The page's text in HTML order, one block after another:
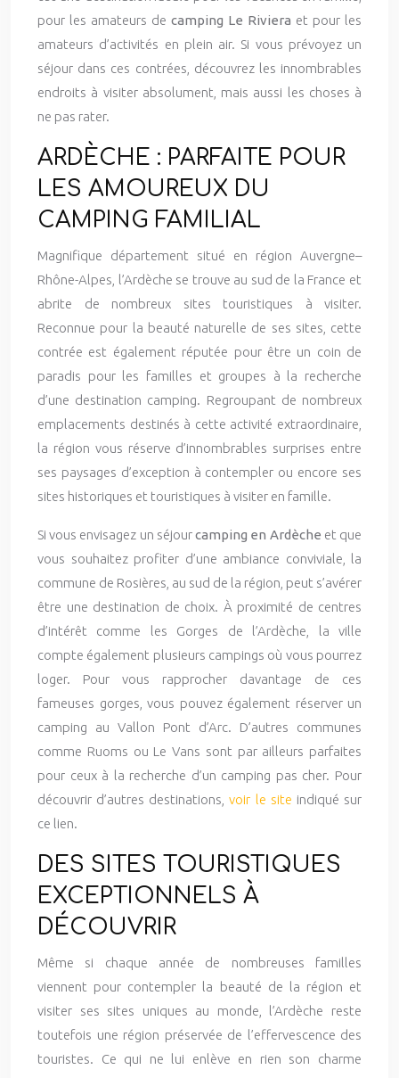
pour les amateurs de camping Le Riviera et pour les
amateurs d’activités en plein air. Si vous prévoyez un
séjour dans ces contrées, découvrez les innombrables
endroits à visiter absolument, mais aussi les choses à
ne pas rater.
ARDÈCHE : PARFAITE POUR
LES AMOUREUX DU
CAMPING FAMILIAL
Magnifique département situé en région Auvergne–
Rhône-Alpes, l’Ardèche se trouve au sud de la France et
abrite de nombreux sites touristiques à visiter.
Reconnue pour la beauté naturelle de ses sites, cette
contrée est également réputée pour être un coin de
paradis pour les familles et groupes à la recherche
d’une destination camping. Regroupant de nombreux
emplacements destinés à cette activité extraordinaire,
la région vous réserve d’innombrables surprises entre
ses paysages d’exception à contempler ou encore ses
sites historiques et touristiques à visiter en famille.
Si vous envisagez un séjourcamping en Ardèche et que
vous souhaitez profiter d’une ambiance conviviale, la
commune de Rosières, au sud de la région, peut s’avérer
être une destination de choix. À proximité de centres
d’intérêt comme les Gorges de l’Ardèche, la ville
compte également plusieurs campings où vous pourrez
loger. Pour vous rapprocher davantage de ces
fameuses gorges, vous pouvez également réserver un
camping au Vallon Pont d’Arc. D’autres communes
comme Ruoms ou Le Vans sont par ailleurs parfaites
pour ceux à la recherche d’un camping pas cher. Pour
découvrir d’autres destinations,voir le site indiqué sur
ce lien.
DES SITES TOURISTIQUES
EXCEPTIONNELS À
DÉCOUVRIR
Même si chaque année de nombreuses familles
viennent pour contempler la beauté de la région et
visiter ses sites uniques au monde, l’Ardèche reste
toutefois une région préservée de l’effervescence des
touristes. Ce qui ne lui enlève en rien son charme